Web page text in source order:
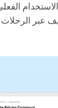
عبر الرحلات